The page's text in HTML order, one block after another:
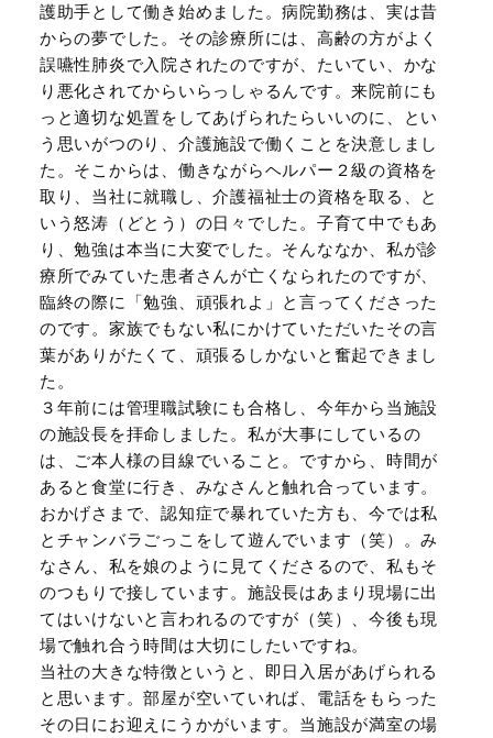
護助手として働き始めました。病院勤務は、実は昔
からの夢でした。その診療所には、高齢の方がよく
誤嚥性肺炎で入院されたのですが、たいてい、かな
り悪化されてからいらっしゃるんです。来院前にも
っと適切な処置をしてあげられたらいいのに、とい
う思いがつのり、介護施設で働くことを決意しまし
た。そこからは、働きながらヘルパー２級の資格を
取り、当社に就職し、介護福祉士の資格を取る、と
いう怒涛（どとう）の日々でした。子育て中でもあ
り、勉強は本当に大変でした。そんななか、私が診
療所でみていた患者さんが亡くなられたのですが、
臨終の際に「勉強、頑張れよ」と言ってくださった
のです。家族でもない私にかけていただいたその言
葉がありがたくて、頑張るしかないと奮起できまし
た。
３年前には管理職試験にも合格し、今年から当施設
の施設長を拝命しました。私が大事にしているの
は、ご本人様の目線でいること。ですから、時間が
あると食堂に行き、みなさんと触れ合っています。
おかげさまで、認知症で暴れていた方も、今では私
とチャンバラごっこをして遊んでいます（笑）。み
なさん、私を娘のように見てくださるので、私もそ
のつもりで接しています。施設長はあまり現場に出
てはいけないと言われるのですが（笑）、今後も現
場で触れ合う時間は大切にしたいですね。
当社の大きな特徴というと、即日入居があげられる
と思います。部屋が空いていれば、電話をもらった
その日にお迎えにうかがいます。当施設が満室の場